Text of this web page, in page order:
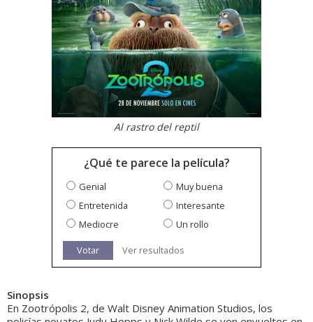
Al rastro del reptil
¿Qué te parece la película?
Genial
Muy buena
Entretenida
Interesante
Mediocre
Un rollo
Votar Ver resultados
Sinopsis
En Zootrópolis 2, de Walt Disney Animation Studios, los